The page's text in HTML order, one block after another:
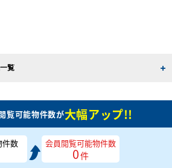
覧
覧可能物件数が大幅アップ!!
件数 会員閲覧可能物件数
0件